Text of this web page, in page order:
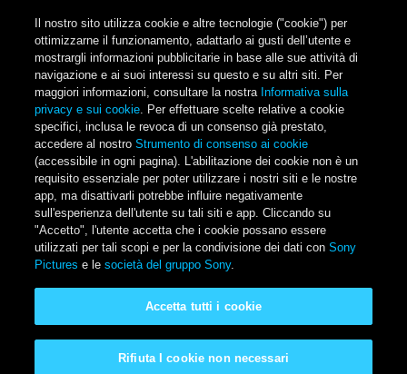
Il nostro sito utilizza cookie e altre tecnologie ("cookie") per
ottimizzarne il funzionamento, adattarlo ai gusti dell’utente e
mostrargli informazioni pubblicitarie in base alle sue attività di
navigazione e ai suoi interessi su questo e su altri siti. Per
maggiori informazioni, consultare la nostra Informativa sulla
privacy e sui cookie. Per effettuare scelte relative a cookie
specifici, inclusa le revoca di un consenso già prestato,
accedere al nostroStrumento di consenso ai cookie
(accessibile in ogni pagina). L'abilitazione dei cookie non è un
requisito essenziale per poter utilizzare i nostri siti e le nostre
app, ma disattivarli potrebbe influire negativamente
sull'esperienza dell'utente su tali siti e app. Cliccando su
"Accetto", l'utente accetta che i cookie possano essere
utilizzati per tali scopi e per la condivisione dei dati conSony
Pictures e lesocietà del gruppo Sony.
Rifiuta I cookie non necessari
Accetta tutti i cookie
Main Menu
Spider-man: Far From
Home
Disponibile a casa tua